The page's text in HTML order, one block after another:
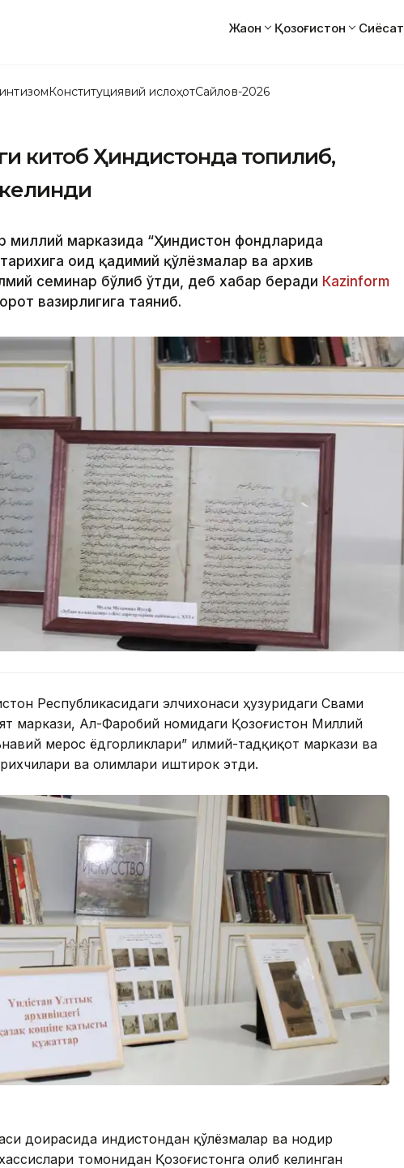
Жаҳон Қозоғистон Сиёсат
Конституциявий ислоҳотСайлов-2026
китоб Ҳиндистонда топилиб,
миллий марказида “Ҳиндистон фондларида
оид қадимий қўлёзмалар ва архив
семинар бўлиб ўтди, деб хабар беради Каzinform
вазирлигига таяниб.
Республикасидаги элчихонаси ҳузуридаги Свами
маркази, Ал-Фаробий номидаги Қозоғистон Миллий
мерос ёдгорликлари” илмий-тадқиқот маркази ва
ва олимлари иштирок этди.
доирасида Ҳиндистондан қўлёзмалар ва нодир
томонидан Қозоғистонга олиб келинган